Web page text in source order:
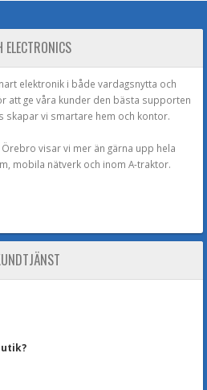
ELECTRONICS
elektronik i både vardagsnytta och
att ge våra kunder den bästa supporten
skapar vi smartare hem och kontor.
visar vi mer än gärna upp hela
mobila nätverk och inom A-traktor.